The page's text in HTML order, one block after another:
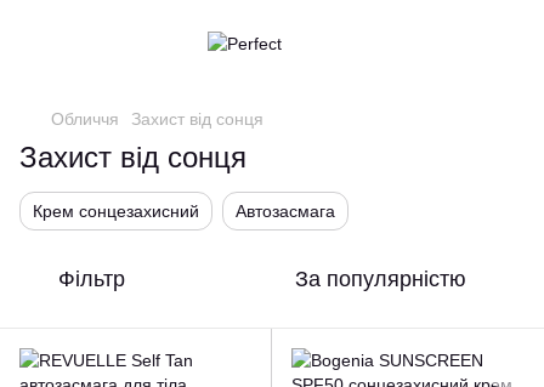
Обличчя Захист від сонця
Захист від сонця
Крем сонцезахисний Автозасмага
Фільтр За популярністю